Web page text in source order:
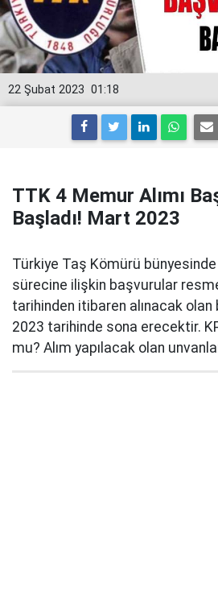
01:18
22 Şubat 2023
TTK 4 Memur Alımı
Başladı! Mart 2023
Türkiye Taş Kömürü bünyesinde
sürecine ilişkin başvurular
tarihinden itibaren alınacak
2023 tarihinde sona erecektir.
mu? Alım yapılacak olan